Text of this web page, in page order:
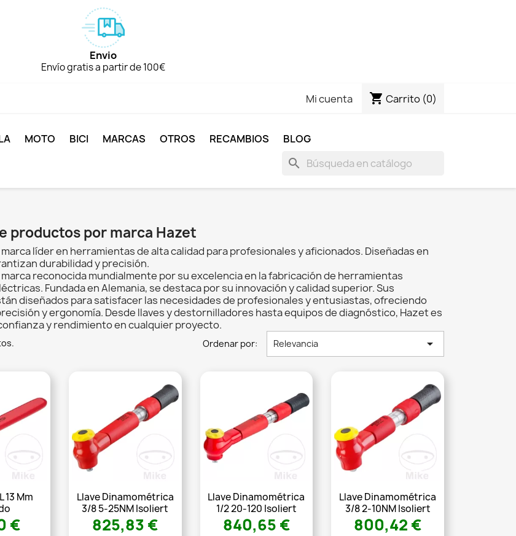
Envio
Envío gratis a partir de 100€
Mi cuenta shopping_cart Carrito (0)
MOTO BICI MARCAS OTROS RECAMBIOS BLOG
search
productos por marca Hazet
líder en herramientas de alta calidad para profesionales y aficionados. Diseñadas en
durabilidad y precisión.
reconocida mundialmente por su excelencia en la fabricación de herramientas
Fundada en Alemania, se destaca por su innovación y calidad superior. Sus
diseñados para satisfacer las necesidades de profesionales y entusiastas, ofreciendo
y ergonomía. Desde llaves y destornilladores hasta equipos de diagnóstico, Hazet es
y rendimiento en cualquier proyecto.
Ordenar por: Relevancia 
13 Mm
€
Llave Dinamométrica
3/8 5-25NM Isoliert
825,83 €
Llave Dinamométrica
1/2 20-120 Isoliert
840,65 €
Llave Dinamométrica
3/8 2-10NM Isoliert
800,42 €